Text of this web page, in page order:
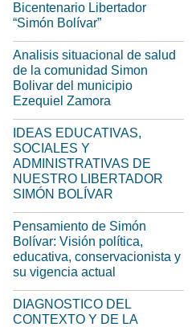
Bicentenario Libertador
“Simón Bolívar”
Analisis situacional de salud
de la comunidad Simon
Bolivar del municipio
Ezequiel Zamora
IDEAS EDUCATIVAS,
SOCIALES Y
ADMINISTRATIVAS DE
NUESTRO LIBERTADOR
SIMÓN BOLÍVAR
Pensamiento de Simón
Bolívar: Visión política,
educativa, conservacionista y
su vigencia actual
DIAGNOSTICO DEL
CONTEXTO Y DE LA